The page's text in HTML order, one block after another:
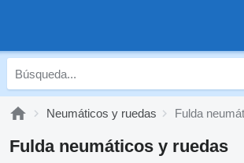
Neumáticos y ruedas Fulda
Fulda neumáticos y ruedas